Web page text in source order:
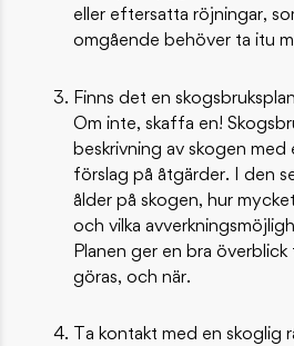
eller eftersatta röjningar,
omgående behöver ta itu
Finns det en
Om inte, skaffa en!
beskrivning av skogen med
förslag på åtgärder. I den
ålder på skogen, hur
och vilka
Planen ger en bra överblick
göras, och när.
Ta kontakt med en skoglig